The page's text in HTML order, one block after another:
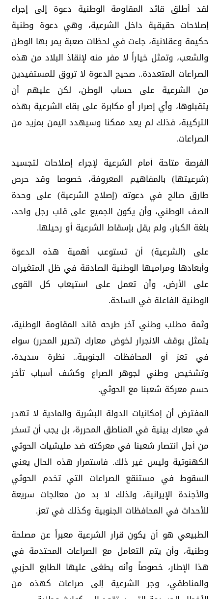
لقد أطلق قائد المقاومة الوطنية دعوة إلى إجراء
إصلاحات حقيقية داخل الشرعية، وهي دعوة وطنية
حكيمة وعقلانية، جاءت في لحظات صعبة يمر بها الوطن
والشعب، وتمثل خياراً لا مفر منه لإنقاذ البلاد من هذه
الصراعات المتعددة.. صحيح الدعوة لا تروق للمستفيدين
من الشرعية على حساب الوطن، لكن عليهم أن
يتقبلوها، وأي إصرار أو مكابرة على بقاء الشرعية بهذه
التركيبة، فذلك لم يعد ممكنا وسيهدد اليمن بمزيد من
الصراعات.
الفرصة متاحة أمام الشرعية لإجراء إصلاحات لتجسيد
(شرعيتها) بالمفاهيم المعروفة، خصوصا وقد حرص
طارق صالح في دعوته (إصلاح الشرعية) على وحدة
الصف الوطني، وأن يكون الجميع على قلب رجل واحد،
بلغة الكبار، ولم يقل بإسقاط الشرعية أو رحيلها.
على (الشرعية) أن تستوعب أهمية هذه الدعوة
وأبعادها ومراميها الوطنية الصادقة في ظل المتغيرات
على الأرض، وأن تعمل على استيعاب كل القوى
الوطنية الفاعلة في الساحة.
وثمة مطلب وطني آخر طرحه قائد المقاومة الوطنية،
يتمثل بوقف الانجرار لخوض معارك (تحرير المحرر) سواء
في تعز أو المحافظات الجنوبية.. نظرة سديدة،
وتشخيص وطني لجوهر الصراع وكشف أسباب تأخر
حسم معركة شعبنا مع الحوثي.
المفترض أن إمكانيات الدولة البشرية والمادية لا تهدر
في معارك بينية في المناطق المحررة، بل يجب أن تسخر
من أجل انتصار شعبنا في معركته ضد مليشيات الحوثي
الكهنوتية وليس غير ذلك. فاستمرار هذه الحال يعني
السقوط في مستنقع الصراعات التي تخدم الحوثي
والأجندة الإيرانية، ولذلك لا بد من معالجات سريعة
للأحداث في المحافظات الجنوبية وكذلك في تعز.
الطبيعي هو أن يكون قرار الشرعية معبراً عن مصلحة
وطنية، وأن يتم التعامل مع الصراعات المحتدمة في
هذا الإطار، خصوصاً وأنه يطغى عليها الطابع الحزبي
والمناطقي، وجر الشرعية إلى صراعات كهذه من